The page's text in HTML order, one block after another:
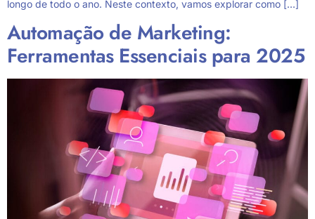
longo de todo o ano. Neste contexto, vamos explorar como […]
Automação de Marketing:
Ferramentas Essenciais para 2025